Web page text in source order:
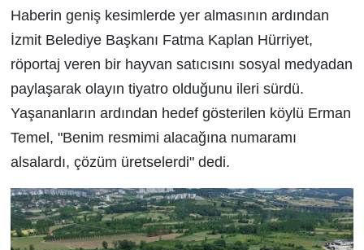
Haberin geniş kesimlerde yer almasının ardından
İzmit Belediye Başkanı Fatma Kaplan Hürriyet,
röportaj veren bir hayvan satıcısını sosyal medyadan
paylaşarak olayın tiyatro olduğunu ileri sürdü.
Yaşananların ardından hedef gösterilen köylü Erman
Temel, "Benim resmimi alacağına numaramı
alsalardı, çözüm üretselerdi" dedi.